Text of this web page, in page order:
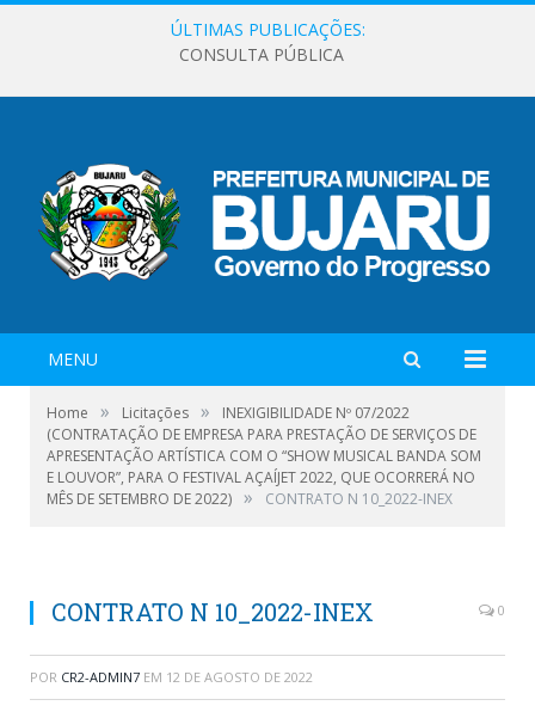
ÚLTIMAS PUBLICAÇÕES:
CONSULTA PÚBLICA
MENU
Home » Licitações »
INEXIGIBILIDADE Nº 07/2022
(CONTRATAÇÃO DE EMPRESA PARA PRESTAÇÃO DE SERVIÇOS DE
APRESENTAÇÃO ARTÍSTICA COM O “SHOW MUSICAL BANDA SOM
E LOUVOR”, PARA O FESTIVAL AÇAÍJET 2022, QUE OCORRERÁ NO
MÊS DE SETEMBRO DE 2022) » CONTRATO N 10_2022-INEX
CONTRATO N 10_2022-INEX 0
POR CR2-ADMIN7 EM 12 DE AGOSTO DE 2022